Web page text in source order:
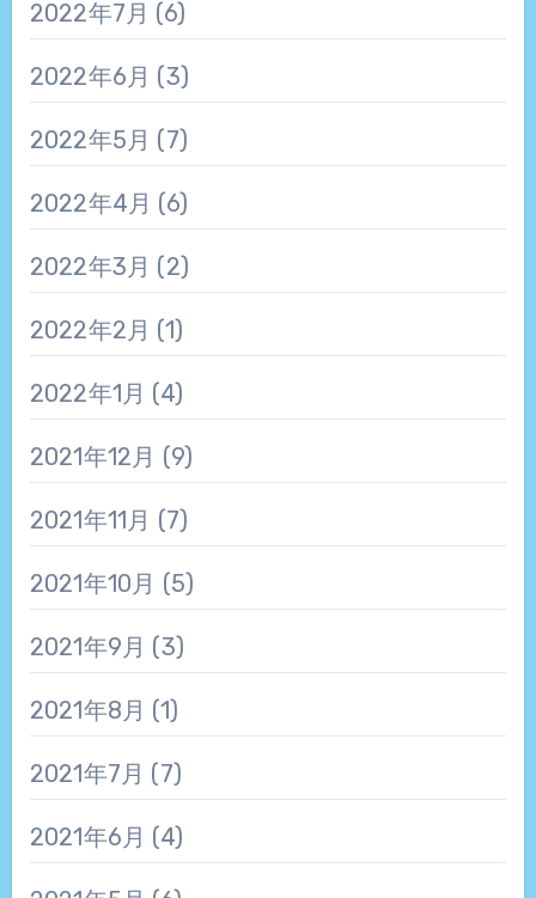
2022年7月 (6)
2022年6月 (3)
2022年5月 (7)
2022年4月 (6)
2022年3月 (2)
2022年2月 (1)
2022年1月 (4)
2021年12月 (9)
2021年11月 (7)
2021年10月 (5)
2021年9月 (3)
2021年8月 (1)
2021年7月 (7)
2021年6月 (4)